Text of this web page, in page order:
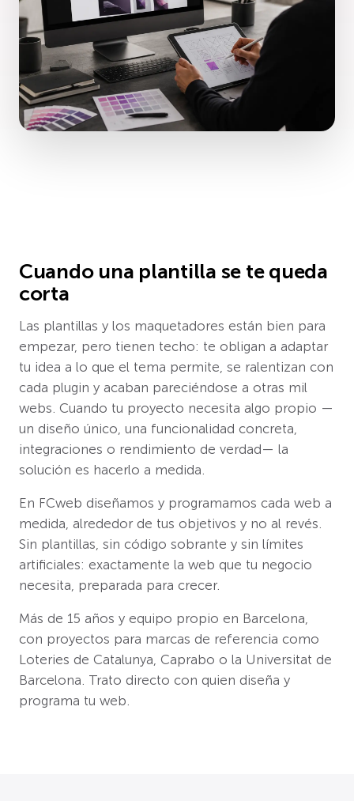
Cuando una plantilla se te queda
corta
Las plantillas y los maquetadores están bien para
empezar, pero tienen techo: te obligan a adaptar
tu idea a lo que el tema permite, se ralentizan con
cada plugin y acaban pareciéndose a otras mil
webs. Cuando tu proyecto necesita algo propio —
un diseño único, una funcionalidad concreta,
integraciones o rendimiento de verdad— la
solución es hacerlo a medida.
En FCweb diseñamos y programamos cada web a
medida, alrededor de tus objetivos y no al revés.
Sin plantillas, sin código sobrante y sin límites
artificiales: exactamente la web que tu negocio
necesita, preparada para crecer.
Más de 15 años y equipo propio en Barcelona,
con proyectos para marcas de referencia como
Loteries de Catalunya, Caprabo o la Universitat de
Barcelona. Trato directo con quien diseña y
programa tu web.